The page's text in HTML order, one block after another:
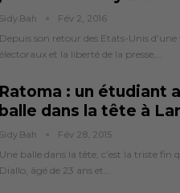
Sidy.bah Fév 2, 2016
Depuis son retour des Etats-Unis
électoraux et la liberté de la presse,…
Ratoma : un étudiant
balle dans la tête à
Sidy.bah Fév 28, 2015
Une balle dans la tête, c’est la triste fin
Diallo, âgé de 23 ans et…